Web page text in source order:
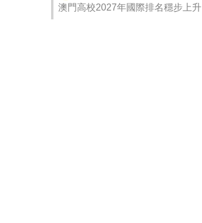
澳門高校2027年國際排名穩步上升